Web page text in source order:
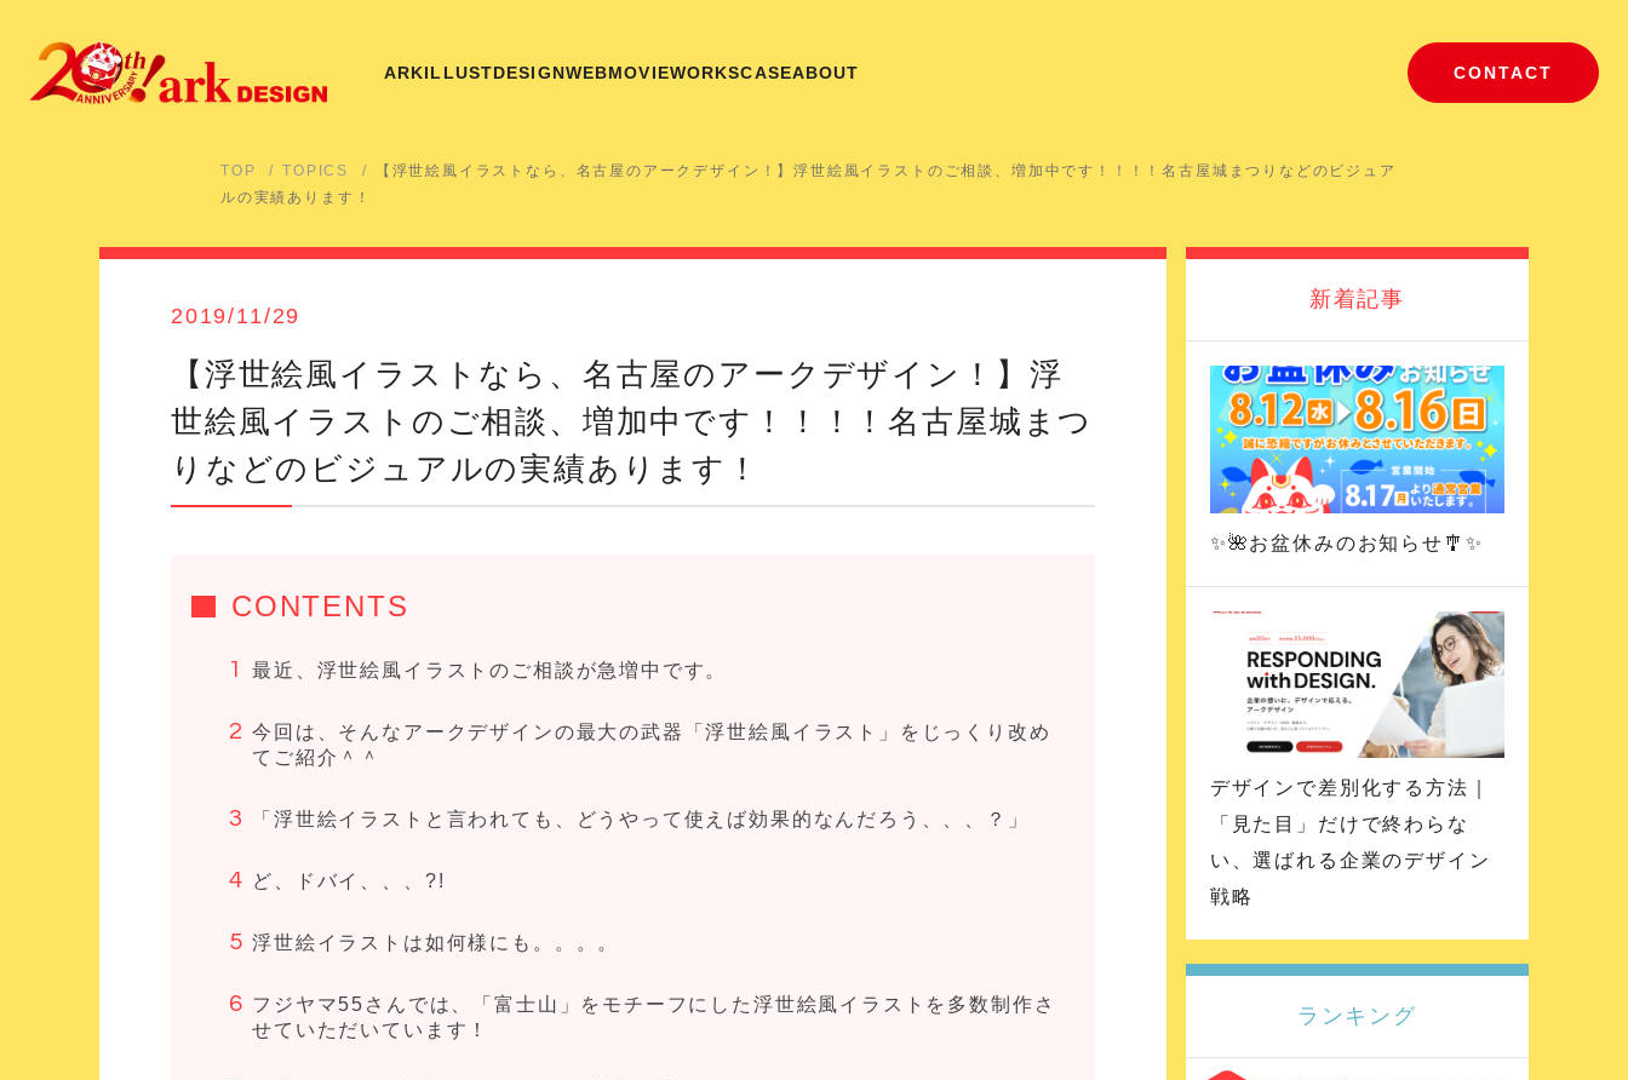
ARKILLUSTDESIGNWEBMOVIEWORKSCASEABOUT CONTACT
TOP TOPICS
【浮世絵風イラストなら、名古屋のアークデザイン！】浮世絵風イラストのご相談、増加中です！！！！名古屋城まつりなどのビジュア
ルの実績あります！
2019/11/29
【浮世絵風イラストなら、名古屋のアークデザイン！】浮
世絵風イラストのご相談、増加中です！！！！名古屋城まつ
りなどのビジュアルの実績あります！
CONTENTS
最近、浮世絵風イラストのご相談が急増中です。
今回は、そんなアークデザインの最大の武器「浮世絵風イラスト」をじっくり改め
てご紹介＾＾
「浮世絵イラストと言われても、どうやって使えば効果的なんだろう、、、？」
ど、ドバイ、、、?!
浮世絵イラストは如何様にも。。。。
フジヤマ55さんでは、「富士山」をモチーフにした浮世絵風イラストを多数制作さ
せていただいています！
新着記事
✨🌺お盆休みのお知らせ🎐✨
デザインで差別化する方法｜
「見た目」だけで終わらな
い、選ばれる企業のデザイン
戦略
ランキング